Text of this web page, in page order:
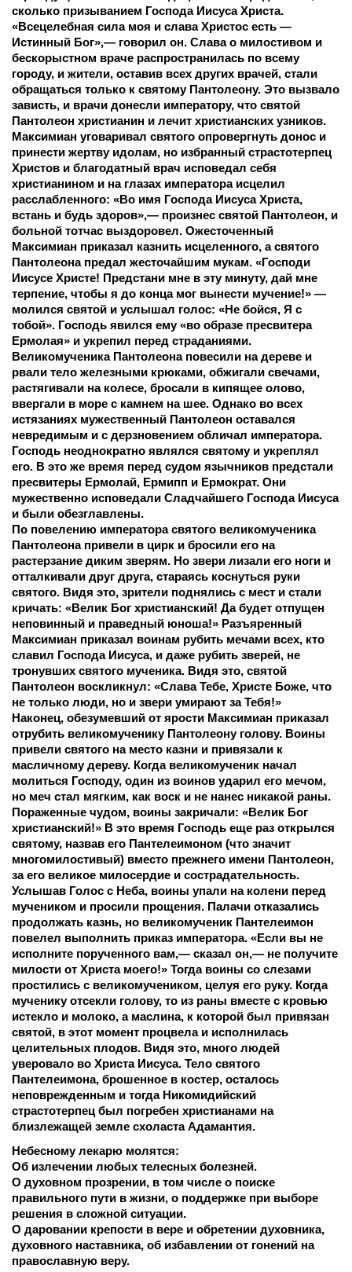
сколько призыванием Господа Иисуса Христа.
«Всецелебная сила моя и слава Христос есть —
Истинный Бог»,— говорил он. Слава о милостивом и
бескорыстном враче распространилась по всему
городу, и жители, оставив всех других врачей, стали
обращаться только к святому Пантолеону. Это вызвало
зависть, и врачи донесли императору, что святой
Пантолеон христианин и лечит христианских узников.
Максимиан уговаривал святого опровергнуть донос и
принести жертву идолам, но избранный страстотерпец
Христов и благодатный врач исповедал себя
христианином и на глазах императора исцелил
расслабленного: «Во имя Господа Иисуса Христа,
встань и будь здоров»,— произнес святой Пантолеон, и
больной тотчас выздоровел. Ожесточенный
Максимиан приказал казнить исцеленного, а святого
Пантолеона предал жесточайшим мукам. «Господи
Иисусе Христе! Предстани мне в эту минуту, дай мне
терпение, чтобы я до конца мог вынести мучение!» —
молился святой и услышал голос: «Не бойся, Я с
тобой». Господь явился ему «во образе пресвитера
Ермолая» и укрепил перед страданиями.
Великомученика Пантолеона повесили на дереве и
рвали тело железными крюками, обжигали свечами,
растягивали на колесе, бросали в кипящее олово,
ввергали в море с камнем на шее. Однако во всех
истязаниях мужественный Пантолеон оставался
невредимым и с дерзновением обличал императора.
Господь неоднократно являлся святому и укреплял
его. В это же время перед судом язычников предстали
пресвитеры Ермолай, Ермипп и Ермократ. Они
мужественно исповедали Сладчайшего Господа Иисуса
и были обезглавлены.
По повелению императора святого великомученика
Пантолеона привели в цирк и бросили его на
растерзание диким зверям. Но звери лизали его ноги и
отталкивали друг друга, стараясь коснуться руки
святого. Видя это, зрители поднялись с мест и стали
кричать: «Велик Бог христианский! Да будет отпущен
неповинный и праведный юноша!» Разъяренный
Максимиан приказал воинам рубить мечами всех, кто
славил Господа Иисуса, и даже рубить зверей, не
тронувших святого мученика. Видя это, святой
Пантолеон воскликнул: «Слава Тебе, Христе Боже, что
не только люди, но и звери умирают за Тебя!»
Наконец, обезумевший от ярости Максимиан приказал
отрубить великомученику Пантолеону голову. Воины
привели святого на место казни и привязали к
масличному дереву. Когда великомученик начал
молиться Господу, один из воинов ударил его мечом,
но меч стал мягким, как воск и не нанес никакой раны.
Пораженные чудом, воины закричали: «Велик Бог
христианский!» В это время Господь еще раз открылся
святому, назвав его Пантелеимоном (что значит
многомилостивый) вместо прежнего имени Пантолеон,
за его великое милосердие и сострадательность.
Услышав Голос с Неба, воины упали на колени перед
мучеником и просили прощения. Палачи отказались
продолжать казнь, но великомученик Пантелеимон
повелел выполнить приказ императора. «Если вы не
исполните порученного вам,— сказал он,— не получите
милости от Христа моего!» Тогда воины со слезами
простились с великомучеником, целуя его руку. Когда
мученику отсекли голову, то из раны вместе с кровью
истекло и молоко, а маслина, к которой был привязан
святой, в этот момент процвела и исполнилась
целительных плодов. Видя это, много людей
уверовало во Христа Иисуса. Тело святого
Пантелеимона, брошенное в костер, осталось
неповрежденным и тогда Никомидийский
страстотерпец был погребен христианами на
близлежащей земле схоласта Адамантия.
Небесному лекарю молятся:
Об излечении любых телесных болезней.
О духовном прозрении, в том числе о поиске
правильного пути в жизни, о поддержке при выборе
решения в сложной ситуации.
О даровании крепости в вере и обретении духовника,
духовного наставника, об избавлении от гонений на
православную веру.